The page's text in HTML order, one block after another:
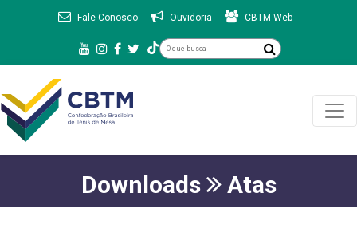
Fale Conosco Ouvidoria CBTM Web
Downloads Atas